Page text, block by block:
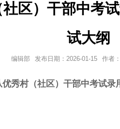
区）干部中考
试大纲
编辑部 发布日期： 2026-01-15 作者：
秀村（社区）干部中考试